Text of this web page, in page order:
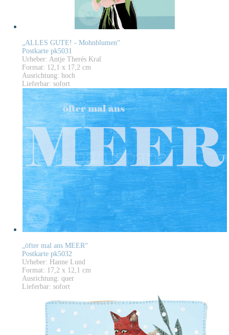
„ALLES GUTE! - Mohnblumen“
Postkarte pk5031
Urheber: Antje Therés Kral
Format: 12,1 x 17,2 cm
Ausrichtung: hoch
Lieferbar: sofort
„öfter mal ans MEER“
Postkarte pk5032
Urheber: Hanne Lund
Format: 17,2 x 12,1 cm
Ausrichtung: quer
Lieferbar: sofort